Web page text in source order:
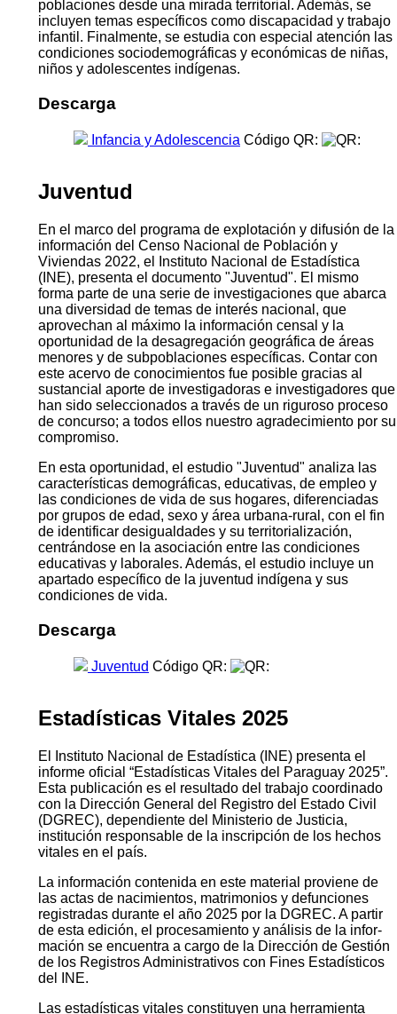
En esta oportunidad, el estudio “Infancia y adolescencia”
analiza las características demográficas y educativas de
niñas, niños y adolescentes y a la vez examina las
condiciones de vida basadas principalmente en
indicadores del entorno del hogar, acceso a servicios
básicos y necesidades básicas insatisfechas, con el fin
de identificar brechas sociales que afectan a estas
poblaciones desde una mirada territorial. Además, se
condiciones sociodemográficas y económicas de niñas,
Descarga
Infancia y AdolescenciaCódigo QR:
Juventud
En el marco del programa de explotación y difusión de la
información del Censo Nacional de Población y
Viviendas 2022, el Instituto Nacional de Estadística
(INE), presenta el documento "Juventud". El mismo
forma parte de una serie de investigaciones que abarca
una diversidad de temas de interés nacional, que
aprovechan al máximo la información censal y la
oportunidad de la desagregación geográfica de áreas
menores y de subpoblaciones específicas. Contar con
este acervo de conocimientos fue posible gracias al
sustancial aporte de investigadoras e investigadores que
han sido seleccionados a través de un riguroso proceso
de concurso; a todos ellos nuestro agradecimiento por su
compromiso.
características demográficas, educativas, de empleo y
las condiciones de vida de sus hogares, diferenciadas
por grupos de edad, sexo y área urbana-rural, con el fin
de identificar desigualdades y su territorialización,
apartado específico de la juventud indígena y sus
Descarga
JuventudCódigo QR:
Estadísticas Vitales 2025
El Instituto Nacional de Estadística (INE) presenta el
informe oficial “Estadísticas Vitales del Paraguay 2025”.
Esta publicación es el resultado del trabajo coordinado
con la Dirección General del Registro del Estado Civil
(DGREC), dependiente del Ministerio de Justicia,
institución responsable de la inscripción de los hechos